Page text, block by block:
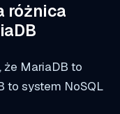
różnica
że MariaDB to
to system NoSQL